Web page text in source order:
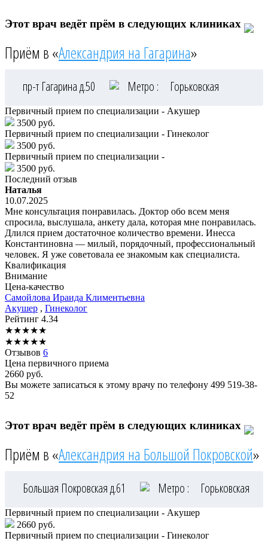
Этот врач ведёт прём в следующих клиниках
Приём в «Александрия на Гагарина»
пр-т Гагарина д.50 Метро : Горьковская
Первичный прием по специализации - Акушер
3500 руб.
Первичный прием по специализации - Гинеколог
3500 руб.
Первичный прием по специализации -
3500 руб.
Последний отзыв
Наталья
10.07.2025
Мне консультация понравилась. Доктор обо всем меня
спросила, выслушала, анкету дала, которая мне понравилась.
Длился прием достаточное количество времени. Инесса
Константиновна — милый, порядочный, профессиональный
человек. Я уже советовала ее знакомым как специалиста.
Квалификация
Внимание
Цена-качество
Самойлова Ираида Климентьевна
Акушер , Гинеколог
Рейтинг 4.34
★★★★★
★★★★★
Отзывов 6
Цена первичного приема
2660 руб.
Вы можете записаться к этому врачу по телефону 499 519-38-
52
Этот врач ведёт прём в следующих клиниках
Приём в «Александрия на Большой Покровской»
Большая Покровская д.61 Метро : Горьковская
Первичный прием по специализации - Акушер
2660 руб.
Первичный прием по специализации - Гинеколог